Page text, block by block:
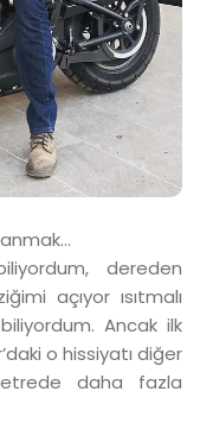
dereden
açıyor ısıtmalı
Ancak ilk
o hissiyatı diğer
daha fazla